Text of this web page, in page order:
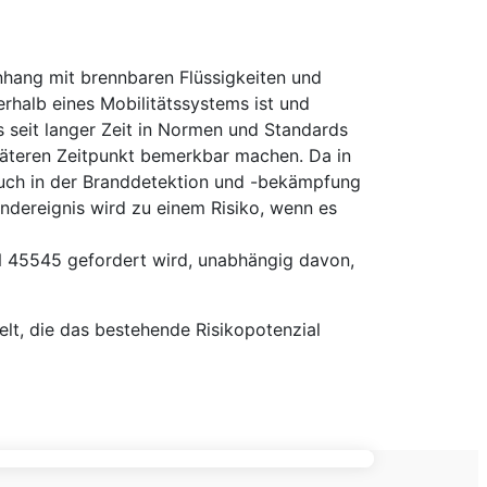
mit brennbaren Flüssigkeiten und
eines Mobilitätssystems ist und
langer Zeit in Normen und Standards
Zeitpunkt bemerkbar machen. Da in
in der Branddetektion und -bekämpfung
wird zu einem Risiko, wenn es
45545 gefordert wird, unabhängig davon,
die das bestehende Risikopotenzial